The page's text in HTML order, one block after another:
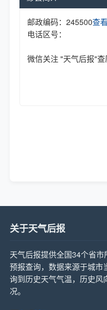
邮政编码：245500
电话区号：
查
微信关注 "天气后报"
关于天气后报
天气后报提供全国34个省
预报查询，数据来源于城
询到历史天气气温，历史
况。